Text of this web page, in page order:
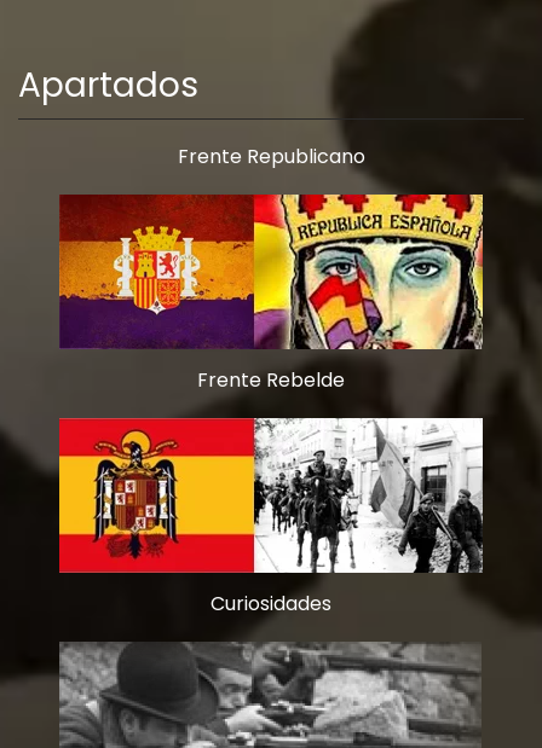
Apartados
Frente Republicano
Frente Rebelde
Curiosidades